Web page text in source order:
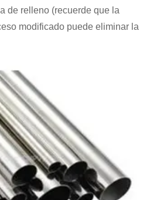
de relleno (recuerde que la
modificado puede eliminar la